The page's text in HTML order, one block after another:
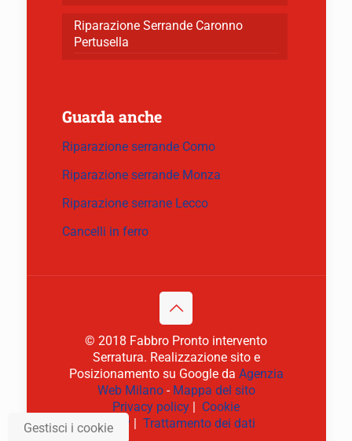
Riparazione Serrande Caronno
Pertusella
Guarda anche
Riparazione serrande Como
Riparazione serrande Monza
Riparazione serrane Lecco
Cancelli in ferro
© 2018 Fabbro Pronto intervento
Serratura. Realizzazione sito e
Posizionamento su Google da Agenzia
Web Milano- Mappa del sito
Privacy policy | Cookie
policy| Trattamento dei dati
Gestisci i cookie